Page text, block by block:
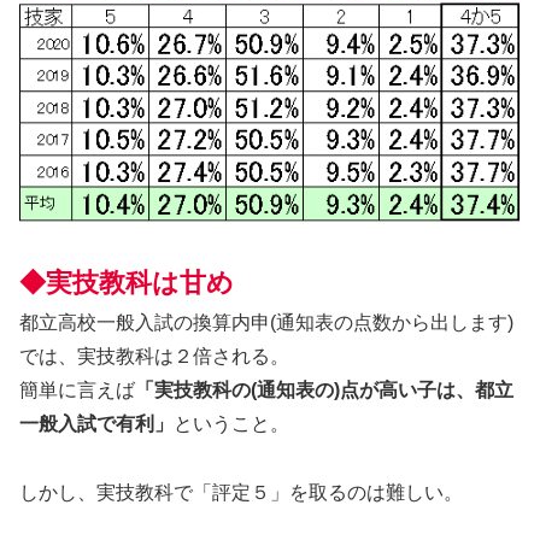
◆実技教科は甘め
都立高校一般入試の換算内申(通知表の点数から出します)
では、実技教科は２倍される。
簡単に言えば 「実技教科の(通知表の)点が高い子は、都立
一般入試で有利」
ということ。
しかし、実技教科で「評定５」を取るのは難しい。